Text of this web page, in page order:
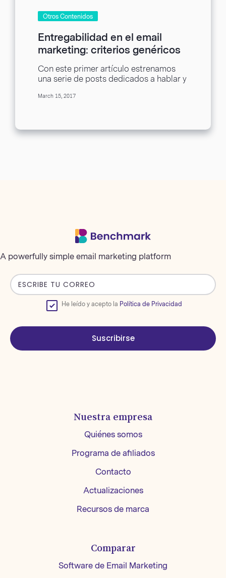
Otros Contenidos
Entregabilidad en el email
marketing: criterios genéricos
Con este primer artículo estrenamos
una serie de posts dedicados a hablar y
de...
March 15, 2017
A powerfully simple email marketing platform
He leído y acepto la Política de Privacidad
Suscribirse
Nuestra empresa
Quiénes somos
Programa de afiliados
Contacto
Actualizaciones
Recursos de marca
Comparar
Software de Email Marketing